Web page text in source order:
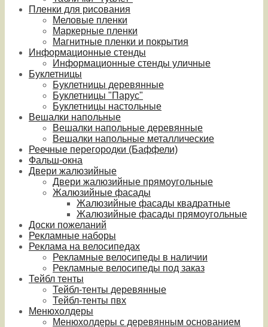
Пленки для рисования
Меловые пленки
Маркерные пленки
Магнитные пленки и покрытия
Информационные стенды
Информационные стенды уличные
Буклетницы
Буклетницы деревянные
Буклетницы "Парус"
Буклетницы настольные
Вешалки напольные
Вешалки напольные деревянные
Вешалки напольные металлические
Реечные перегородки (Баффели)
Фальш-окна
Двери жалюзийные
Двери жалюзийные прямоугольные
Жалюзийные фасады
Жалюзийные фасады квадратные
Жалюзийные фасады прямоугольные
Доски пожеланий
Рекламные наборы
Реклама на велосипедах
Рекламные велосипеды в наличии
Рекламные велосипеды под заказ
Тейбл тенты
Тейбл-тенты деревянные
Тейбл-тенты пвх
Менюхолдеры
Менюхолдеры с деревянным основанием